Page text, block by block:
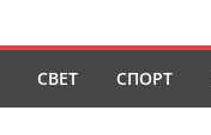
СВЕТ СПОРТ